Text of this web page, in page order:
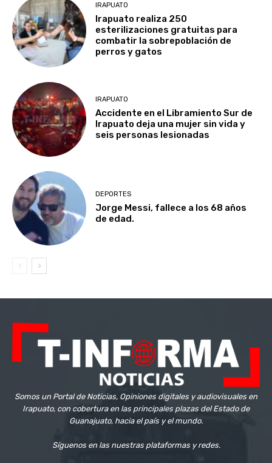
IRAPUATO
Irapuato realiza 250
esterilizaciones gratuitas para
combatir la sobrepoblación de
perros y gatos
IRAPUATO
Accidente en el Libramiento Sur de
Irapuato deja una mujer sin vida y
seis personas lesionadas
DEPORTES
Jorge Messi, fallece a los 68 años
de edad.
Somos un Portal de Noticias, Opiniones digitales y audiovisuales en
Irapuato, con cobertura en las principales plazas del Estado de
Guanajuato, hacia el país y el mundo.
Síguenos en las nuestras plataformas y redes.